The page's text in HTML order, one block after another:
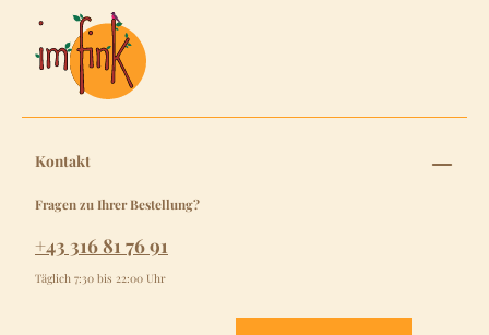
Kontakt
Fragen zu Ihrer Bestellung?
+43 316 81 76 91
Täglich 7:30 bis 22:00 Uhr